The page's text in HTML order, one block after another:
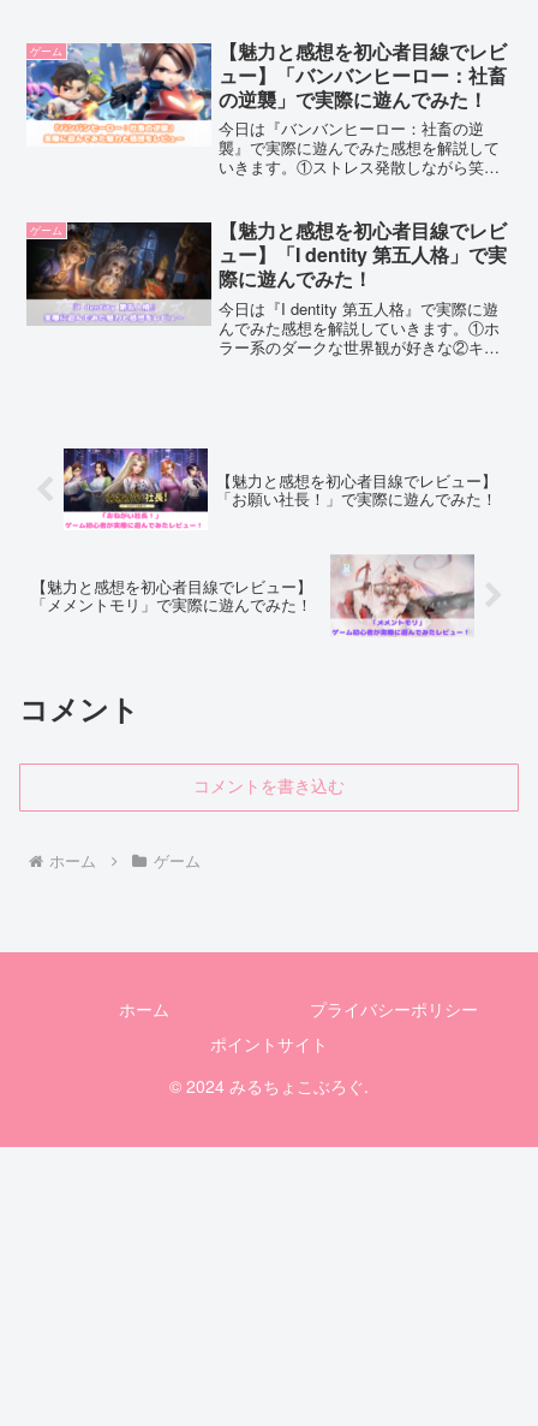
オリティが高い、美少女が好き、コンテ
ンツが豊富で飽きないゲームを探してい
る、という人には絶対におすすめです！
ゲーム
【魅力と感想を初心者目線でレビ
ュー】「バンバンヒーロー：社畜
の逆襲」で実際に遊んでみた！
今日は『バンバンヒーロー：社畜の逆
襲』で実際に遊んでみた感想を解説して
いきます。①ストレス発散しながら笑い
が『バンバンヒーロー：社畜の逆襲』で
す！気になる方は是非ダウンロードして
遊んでみてくださいね。
ゲーム
【魅力と感想を初心者目線でレビ
ュー】「I dentity 第五人格」で実
際に遊んでみた！
今日は『I dentity 第五人格』で実際に遊
んでみた感想を解説していきます。①ホ
ラー系のダークな世界観が好きな②キャ
【魅力と感想を初心者目線でレビュー】
「お願い社長！」で実際に遊んでみた！
【魅力と感想を初心者目線でレビュー】
「メメントモリ」で実際に遊んでみた！
コメント
コメントを書き込む
ホーム ゲーム
ホーム
プライバシーポリシー
ポイントサイト
© 2024 みるちょこぶろぐ.